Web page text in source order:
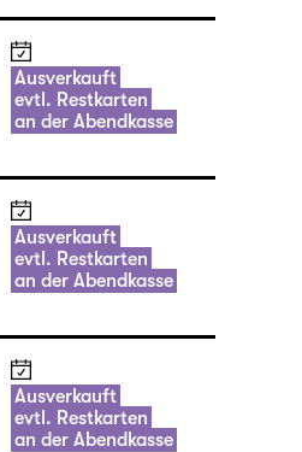
Ausverkauft
evtl. Restkarten
an der Abendkasse
Ausverkauft
evtl. Restkarten
an der Abendkasse
Ausverkauft
evtl. Restkarten
an der Abendkasse